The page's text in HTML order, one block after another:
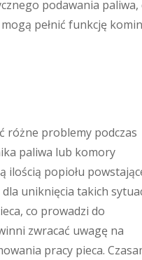
podawania paliwa,
pełnić funkcję
różne problemy podczas
paliwa lub komory
ilością popiołu
uniknięcia takich
co prowadzi do
zwracać uwagę na
pracy pieca.